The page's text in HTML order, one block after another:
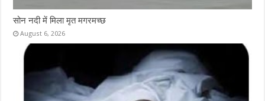
सोन नदी में मिला मृत मगरमच्छ
August 6, 2026